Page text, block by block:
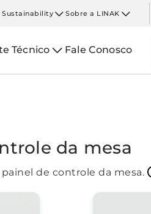
Sustainability Sobre a LINAK
Técnico Fale Conosco
da mesa
de controle da mesa.